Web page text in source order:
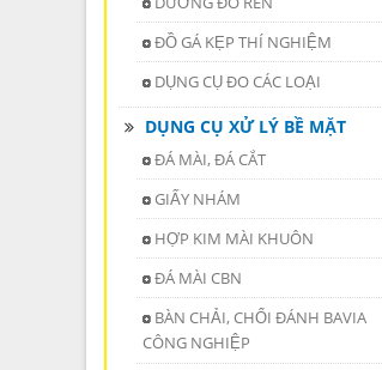
ĐỒ GÁ KẸP THÍ NGHIỆM
DỤNG CỤ ĐO CÁC LOẠI
DỤNG CỤ XỬ LÝ BỀ MẶT
ĐÁ MÀI, ĐÁ CẮT
GIẤY NHÁM
HỢP KIM MÀI KHUÔN
ĐÁ MÀI CBN
BÀN CHẢI, CHỔI ĐÁNH BAVIA
CÔNG NGHIỆP